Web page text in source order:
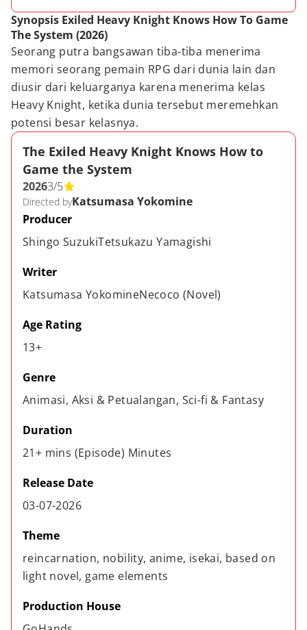
Synopsis Exiled Heavy Knight Knows How To Game
The System (2026)
Seorang putra bangsawan tiba-tiba menerima
memori seorang pemain RPG dari dunia lain dan
diusir dari keluarganya karena menerima kelas
Heavy Knight, ketika dunia tersebut meremehkan
potensi besar kelasnya.
The Exiled Heavy Knight Knows How to
Game the System
20263/5
Directed byKatsumasa Yokomine
Producer
Shingo SuzukiTetsukazu Yamagishi
Writer
Katsumasa YokomineNecoco (Novel)
Age Rating
13+
Genre
Animasi, Aksi & Petualangan, Sci-fi & Fantasy
Duration
21+ mins (Episode) Minutes
Release Date
03-07-2026
Theme
reincarnation, nobility, anime, isekai, based on
light novel, game elements
Production House